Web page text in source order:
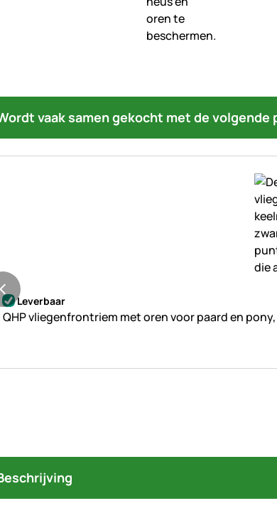
vaak samen gekocht met de volgende
Nog geen beoordelingen geplaatst
Leverbaar
QHP vliegenfrontriem met oren voor paard en